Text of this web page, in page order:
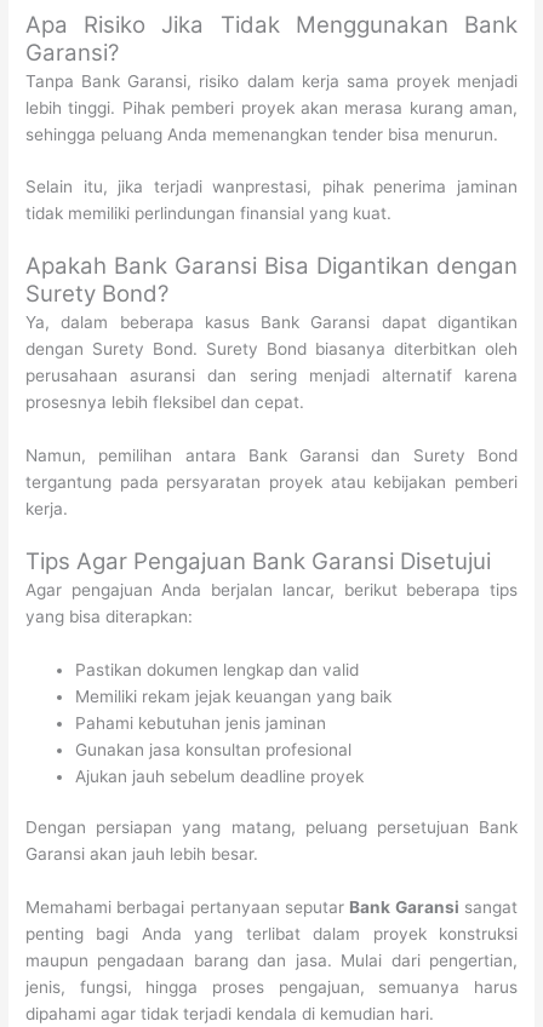
Apa Risiko Jika Tidak Menggunakan Bank
Garansi?
Tanpa Bank Garansi, risiko dalam kerja sama proyek menjadi
lebih tinggi. Pihak pemberi proyek akan merasa kurang aman,
sehingga peluang Anda memenangkan tender bisa menurun.
Selain itu, jika terjadi wanprestasi, pihak penerima jaminan
tidak memiliki perlindungan finansial yang kuat.
Apakah Bank Garansi Bisa Digantikan dengan
Surety Bond?
Ya, dalam beberapa kasus Bank Garansi dapat digantikan
dengan Surety Bond. Surety Bond biasanya diterbitkan oleh
perusahaan asuransi dan sering menjadi alternatif karena
prosesnya lebih fleksibel dan cepat.
Namun, pemilihan antara Bank Garansi dan Surety Bond
tergantung pada persyaratan proyek atau kebijakan pemberi
kerja.
Tips Agar Pengajuan Bank Garansi Disetujui
Agar pengajuan Anda berjalan lancar, berikut beberapa tips
yang bisa diterapkan:
Pastikan dokumen lengkap dan valid
Memiliki rekam jejak keuangan yang baik
Pahami kebutuhan jenis jaminan
Gunakan jasa konsultan profesional
Ajukan jauh sebelum deadline proyek
Dengan persiapan yang matang, peluang persetujuan Bank
Garansi akan jauh lebih besar.
Memahami berbagai pertanyaan seputar Bank Garansi sangat
penting bagi Anda yang terlibat dalam proyek konstruksi
maupun pengadaan barang dan jasa. Mulai dari pengertian,
jenis, fungsi, hingga proses pengajuan, semuanya harus
dipahami agar tidak terjadi kendala di kemudian hari.